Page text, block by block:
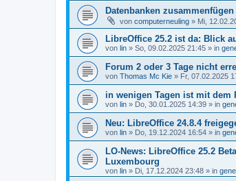
Datenbanken zusammenfügen
von computerneuling » Mi,
LibreOffice 25.2 ist da: Blick
von lin » So, 09.02.2025 21:45 » in
Forum 2 oder 3 Tage nicht
von Thomas Mc Kie » Fr, 07.02.2025
in wenigen Tagen ist mit dem
von lin » Do, 30.01.2025 14:39 » in
Neu: LibreOffice 24.8.4
von lin » Do, 19.12.2024 16:54 » in
LO-News: LibreOffice 25.2
Luxembourg
von lin » Di, 17.12.2024 23:48 » in